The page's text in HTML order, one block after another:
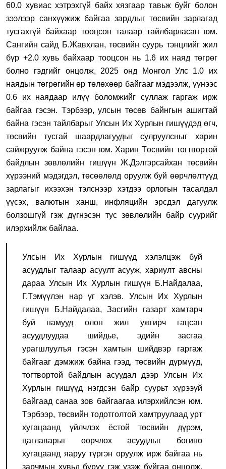
60.0 хувиас хэтрэхгүй байх хязгаар тавьж буйг болон
зээлээр санхүүжиж байгаа зардлыг төсвийн зарлагад
тусгахгүй байхаар тооцсон талаар тайлбарласан юм.
Сангийн сайд Б.Жавхлан, төсвийн суурь тэнцлийг жил
бүр +2.0 хувь байхаар тооцсон нь 1.6 их наяд төгрөг
болно гэдгийг онцолж, 2025 онд Монгол Улс 1.0 их
наядын төгрөгийн өр төлөхөөр байгааг мэдээлж, үүнээс
0.6 их наядаар илүү боломжийг суллаж гаргаж ирж
байгаа гэсэн. Тэрбээр, улсын төсөв байнгын ашигтай
байна гэсэн тайлбарыг Улсын Их Хурлын гишүүдэд өгч,
төсвийн тусгай шаардлагуудыг сулруулсныг харин
сайжруулж байна гэсэн юм. Харин Төсвийн тогтвортой
байдлын зөвлөлийн гишүүн Ж.Дэлгэрсайхан төсвийн
хүрээний мэдэгдэл, төсөөлөлд оруулж буй өөрчлөлтүүд
зарлагыг ихээхэн тэлснээр хэтдээ орлогын тасалдал
үүсэх, валютын ханш, инфляцийн эрсдэл дагуулж
болзошгүй гэж дүгнэсэн тус зөвлөлийн байр суурийг
илэрхийлж байлаа.
Улсын Их Хурлын гишүүд хэлэлцэж буй
асуудлыг талаар асуулт асууж, хариулт авсны
дараа Улсын Их Хурлын гишүүн Б.Найдалаа,
Г.Тэмүүлэн нар үг хэлэв. Улсын Их Хурлын
гишүүн Б.Найдалаа, Засгийн газарт хамтарч
буй намууд олон жил ужгирч гацсан
асуудлуудаа шийдье, эдийн засгаа
урагшлуулъя гэсэн хамтын шийдвэр гаргаж
байгааг дэмжиж байна гээд, төсвийн дүрмүүд,
тогтвортой байдлын асуудал дээр Улсын Их
Хурлын гишүүд нэгдсэн байр суурьт хүрээүй
байгаад санаа зов байгаагаа илэрхийлсэн юм.
Тэрбээр, төсвийн тодотголтой хамтруулаад урт
хугацаанд үйлчлэх ёстой төсвийн дүрэм,
цаглаварыг өөрчлөх асуудлыг богино
хугацаанд яаруутүргэн оруулж ирж байгаа нь
зарчмын хувьд буруу гэж үзэж буйгаа онцолж,